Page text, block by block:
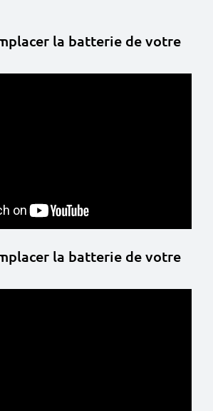
la batterie de votre
la batterie de votre